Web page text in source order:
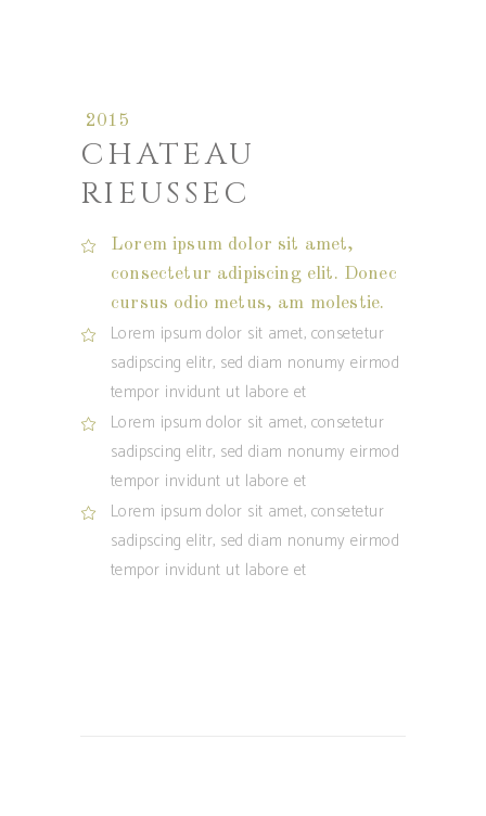
2015
CHATEAU
RIEUSSEC
Lorem ipsum dolor sit amet,
consectetur adipiscing elit. Donec
cursus odio metus, am molestie.
Lorem ipsum dolor sit amet, consetetur
sadipscing elitr, sed diam nonumy eirmod
tempor invidunt ut labore et
Lorem ipsum dolor sit amet, consetetur
sadipscing elitr, sed diam nonumy eirmod
tempor invidunt ut labore et
Lorem ipsum dolor sit amet, consetetur
sadipscing elitr, sed diam nonumy eirmod
tempor invidunt ut labore et